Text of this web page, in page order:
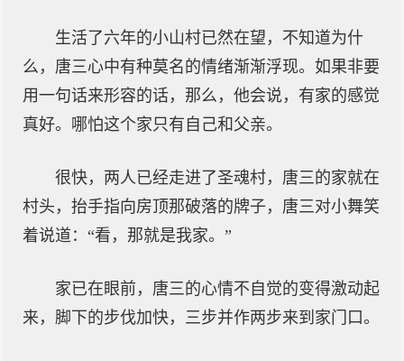
生活了六年的小山村已然在望，不知道为什
么，唐三心中有种莫名的情绪渐渐浮现。如果非要
用一句话来形容的话，那么，他会说，有家的感觉
真好。哪怕这个家只有自己和父亲。
很快，两人已经走进了圣魂村，唐三的家就在
村头，抬手指向房顶那破落的牌子，唐三对小舞笑
着说道：“看，那就是我家。”
家已在眼前，唐三的心情不自觉的变得激动起
来，脚下的步伐加快，三步并作两步来到家门口。